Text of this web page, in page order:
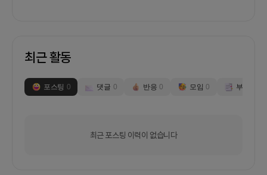
최근 활동
포스팅 0 댓글 0 반응 0 모임 0 부스
최근 포스팅 이력이 없습니다